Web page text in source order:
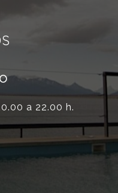
a 22.00 h.